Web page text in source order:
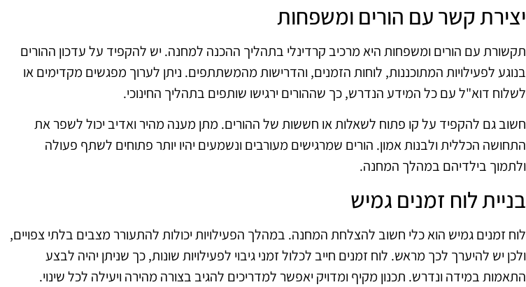
יצירת קשר עם הורים ומשפחות
תקשורת עם הורים ומשפחות היא מרכיב קרדינלי בתהליך ההכנה למחנה. יש להקפיד על עדכון ההורים
בנוגע לפעילויות המתוכננות, לוחות הזמנים, והדרישות מהמשתתפים. ניתן לערוך מפגשים מקדימים או
לשלוח דוא"ל עם כל המידע הנדרש, כך שההורים ירגישו שותפים בתהליך החינוכי.
חשוב גם להקפיד על קו פתוח לשאלות או חששות של ההורים. מתן מענה מהיר ואדיב יכול לשפר את
התחושה הכללית ולבנות אמון. הורים שמרגישים מעורבים ונשמעים יהיו יותר פתוחים לשתף פעולה
ולתמוך בילדיהם במהלך המחנה.
בניית לוח זמנים גמיש
לוח זמנים גמיש הוא כלי חשוב להצלחת המחנה. במהלך הפעילויות יכולות להתעורר מצבים בלתי צפויים,
ולכן יש להיערך לכך מראש. לוח זמנים חייב לכלול זמני גיבוי לפעילויות שונות, כך שניתן יהיה לבצע
התאמות במידה ונדרש. תכנון מקיף ומדויק יאפשר למדריכים להגיב בצורה מהירה ויעילה לכל שינוי.